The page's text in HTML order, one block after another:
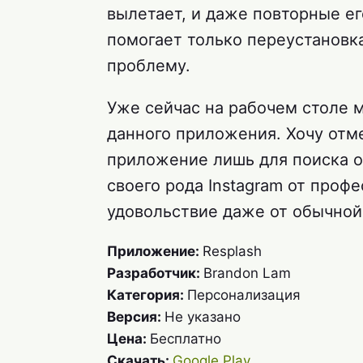
вылетает, и даже повторные
помогает только
проблему.
Уже сейчас на рабочем столе
данного приложения. Хочу
приложение лишь для поиска
своего рода Instagram от
удовольствие даже от
Приложение: Resplash
Разработчик: Brandon Lam
Категория: Персонализация
Версия: Не указано
Цена: Бесплатно